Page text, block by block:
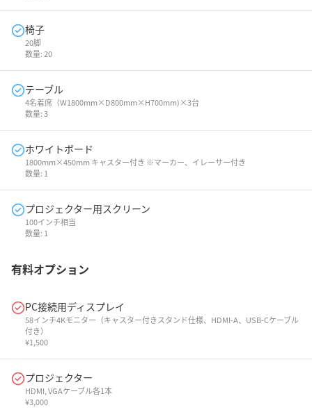
椅子
20脚
数量:20
テーブル
4名着席（W1800mm×D800mm×H700mm)×3台
数量:3
ホワイトボード
1800mm×450mm キャスター付き ※マーカー、イレーサー付き
数量: 1
プロジェクター用スクリーン
100インチ相当
数量: 1
有料オプション
PC接続用ディスプレイ
58インチ4Kモニター（キャスター付きスタンド仕様、HDMI-A、USB-Cケーブル
付き）
¥1,500
プロジェクター
HDMI, VGAケーブル各1本
¥3,000